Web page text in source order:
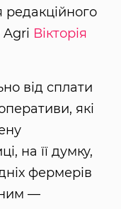
редакційного
Agri Вікторія
від сплати
які
на її думку,
фермерів
—